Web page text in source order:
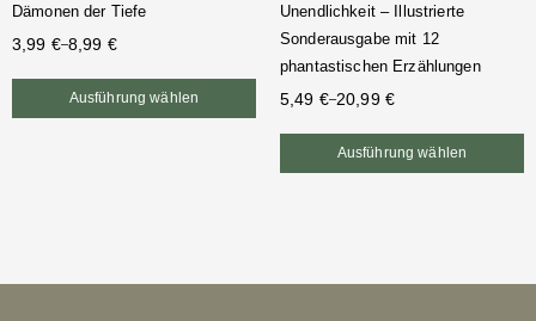
Dämonen der Tiefe
3,99 €–8,99 €
Ausführung wählen
Unendlichkeit – Illustrierte
Sonderausgabe mit 12
phantastischen Erzählungen
5,49 €–20,99 €
Ausführung wählen